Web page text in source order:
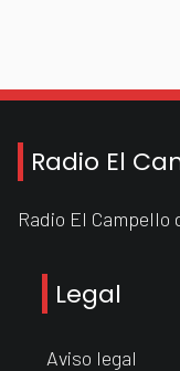
Radio El
Radio El Campello
Legal
Aviso legal